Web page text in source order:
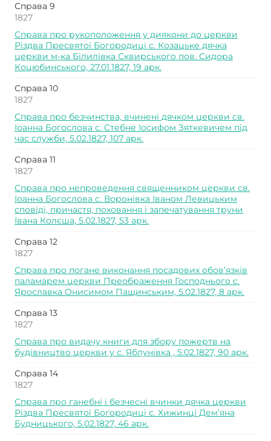
Справа 9
1827
Справа про рукоположення у диякони до церкви
Різдва Пресвятої Богородиці с. Козацьке дячка
церкви м-ка Білилівка Сквирського пов. Сидора
Коцюбинського, 27.01.1827, 19 арк.
Справа 10
1827
Справа про безчинства, вчинені дячком церкви св.
Іоанна Богослова с. Стебне Іосифом Зяткевичем під
час служби, 5.02.1827, 107 арк.
Справа 11
1827
Справа про непроведення священником церкви св.
Іоанна Богослова с. Воронівка Іваном Левицьким
сповіді, причастя, поховання і запечатування труни
Івана Колєша, 5.02.1827, 53 арк.
Справа 12
1827
Справа про погане виконання посадових обов’язків
паламарем церкви Преображення Господнього с.
Ярославка Онисимом Пащинським, 5.02.1827, 8 арк.
Справа 13
1827
Справа про видачу книги для збору пожертв на
будівництво церкви у с. Яблунівка , 5.02.1827, 90 арк.
Справа 14
1827
Справа про ганебні і безчесні вчинки дячка церкви
Різдва Пресвятої Богородиці с. Хижинці Дем’яна
Будницького, 5.02.1827, 46 арк.